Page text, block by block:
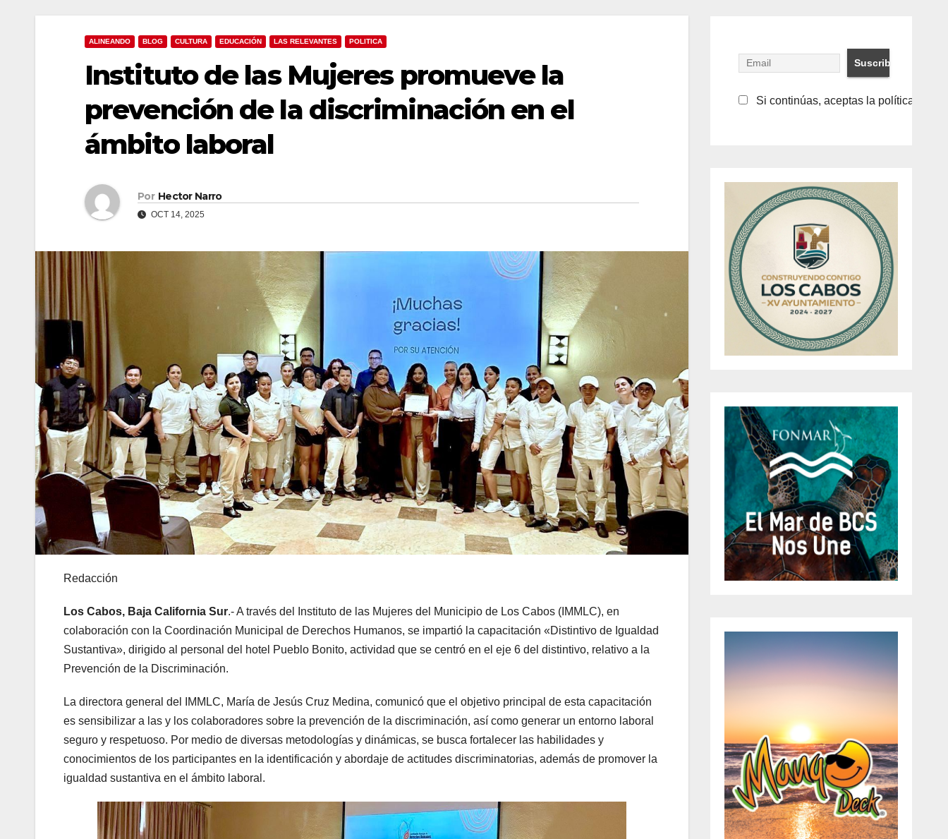
ALINEANDO BLOG CULTURA EDUCACIÓN LAS RELEVANTES POLITICA
Instituto de las Mujeres promueve la
prevención de la discriminación en el
ámbito laboral
Por Hector Narro
OCT 14, 2025
Redacción
Los Cabos, Baja California Sur.- A través del Instituto de las Mujeres del Municipio de Los Cabos (IMMLC), en
colaboración con la Coordinación Municipal de Derechos Humanos, se impartió la capacitación «Distintivo de Igualdad
Sustantiva», dirigido al personal del hotel Pueblo Bonito, actividad que se centró en el eje 6 del distintivo, relativo a la
Prevención de la Discriminación.
La directora general del IMMLC, María de Jesús Cruz Medina, comunicó que el objetivo principal de esta capacitación
es sensibilizar a las y los colaboradores sobre la prevención de la discriminación, así como generar un entorno laboral
seguro y respetuoso. Por medio de diversas metodologías y dinámicas, se busca fortalecer las habilidades y
conocimientos de los participantes en la identificación y abordaje de actitudes discriminatorias, además de promover la
igualdad sustantiva en el ámbito laboral.
Si continúas, aceptas la política de